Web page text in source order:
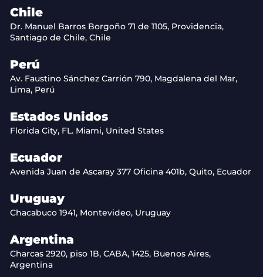
Chile
Dr. Manuel Barros Borgoño 71 de 1105, Providencia,
Santiago de Chile, Chile
Perú
Av. Faustino Sánchez Carrión 790, Magdalena del Mar,
Lima, Perú
Estados Unidos
Florida City, FL. Miami, United States
Ecuador
Avenida Juan de Ascaray 377 Oficina 401b, Quito, Ecuador
Uruguay
Chacabuco 1941, Montevideo, Uruguay
Argentina
Charcas 2920, piso 1B, CABA, 1425, Buenos Aires,
Argentina